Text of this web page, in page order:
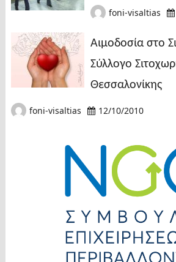
foni-visaltias
Αιμοδοσία στο
Σύλλογο
Θεσσαλονίκης
foni-visaltias 12/10/2010